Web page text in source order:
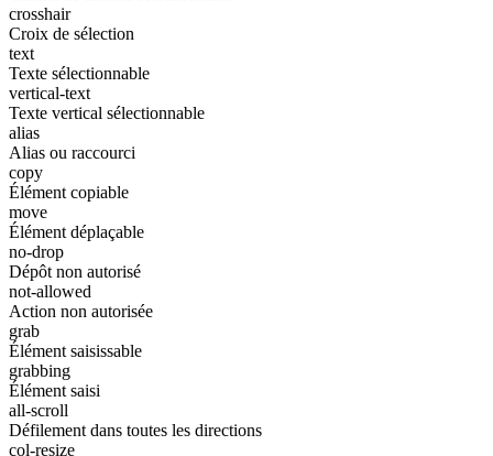
crosshair
Croix de sélection
text
Texte sélectionnable
vertical-text
Texte vertical sélectionnable
alias
Alias ou raccourci
copy
Élément copiable
move
Élément déplaçable
no-drop
Dépôt non autorisé
not-allowed
Action non autorisée
grab
Élément saisissable
grabbing
Élément saisi
all-scroll
Défilement dans toutes les directions
col-resize